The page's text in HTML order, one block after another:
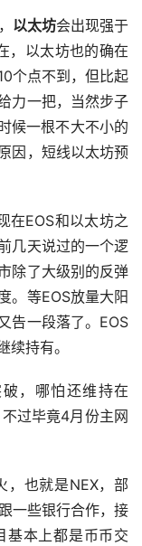
以太坊会出现强于
，以太坊也的确在
个点不到，但比起
力一把，当然步子
候一根不大不小的
因，短线以太坊预
在EOS和以太坊之
几天说过的一个逻
除了大级别的反弹
。等EOS放量大阳
告一段落了。EOS
持有。
，哪怕还维持在
过毕竟4月份主网
，也就是NEX，部
一些银行合作，接
基本上都是币币交